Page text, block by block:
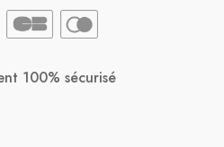
100% sécurisé